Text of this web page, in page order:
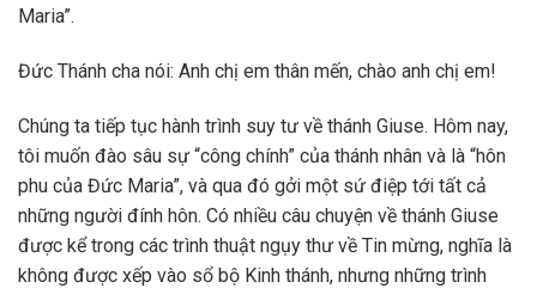
Maria”.
Đức Thánh cha nói: Anh chị em thân mến, chào anh chị em!
Chúng ta tiếp tục hành trình suy tư về thánh Giuse. Hôm nay,
tôi muốn đào sâu sự “công chính” của thánh nhân và là “hôn
phu của Đức Maria”, và qua đó gởi một sứ điệp tới tất cả
những người đính hôn. Có nhiều câu chuyện về thánh Giuse
được kể trong các trình thuật ngụy thư về Tin mừng, nghĩa là
không được xếp vào sổ bộ Kinh thánh, nhưng những trình